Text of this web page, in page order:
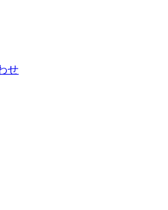
せ